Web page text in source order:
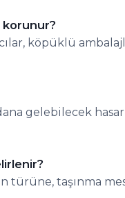
korunur?
köpüklü
gelebilecek
türüne, taşınma